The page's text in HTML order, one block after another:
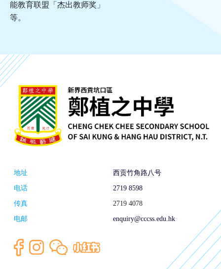
能教育联盟「杰出教师奖」
等。
地址
西贡竹角路八号
电话
2719 8598
传真
2719 4078
电邮
enquiry@cccss.edu.hk